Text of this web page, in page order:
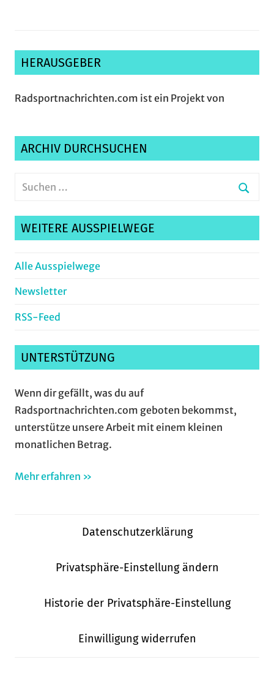
HERAUSGEBER
Radsportnachrichten.com ist ein Projekt von
ARCHIV DURCHSUCHEN
Suchen
WEITERE AUSSPIELWEGE
Alle Ausspielwege
Newsletter
RSS-Feed
UNTERSTÜTZUNG
Wenn dir gefällt, was du auf
Radsportnachrichten.com geboten bekommst,
unterstütze unsere Arbeit mit einem kleinen
monatlichen Betrag.
Mehr erfahren »
Datenschutzerklärung
Privatsphäre-Einstellung ändern
Historie der Privatsphäre-Einstellung
Einwilligung widerrufen